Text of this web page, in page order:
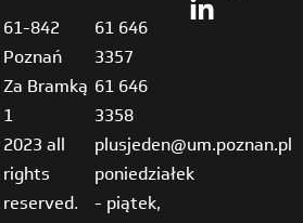
61-842
Poznań
Za Bramką
1
2023 all
rights
reserved.
61 646
3357
61 646
3358
plusjeden@um.poznan.pl
poniedziałek
- piątek,